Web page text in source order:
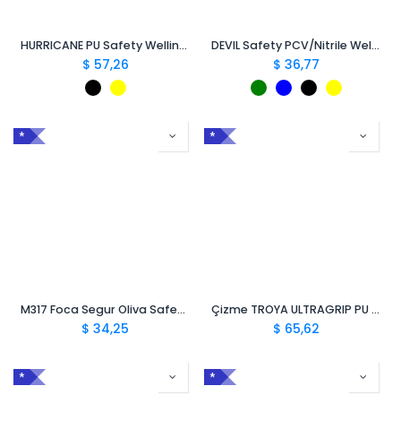
HURRICANE PU Safety Wellington S5 CI SRC
$ 57,26
DEVIL Safety PCV/Nitrile Wellington S5 SRC
$ 36,77
*
M317 Foca Segur Oliva Safety Wellington S5 CI SRC
$ 34,25
*
Çizme TROYA ULTRAGRIP PU S4 CI SRC
$ 65,62
* *